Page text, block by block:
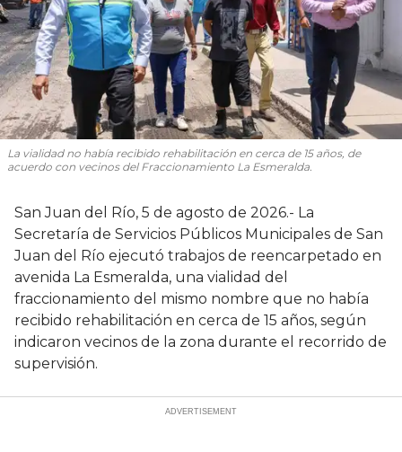
La vialidad no había recibido rehabilitación en cerca de 15 años, de
acuerdo con vecinos del Fraccionamiento La Esmeralda.
San Juan del Río, 5 de agosto de 2026.- La
Secretaría de Servicios Públicos Municipales de San
Juan del Río ejecutó trabajos de reencarpetado en
avenida La Esmeralda, una vialidad del
fraccionamiento del mismo nombre que no había
recibido rehabilitación en cerca de 15 años, según
indicaron vecinos de la zona durante el recorrido de
supervisión.